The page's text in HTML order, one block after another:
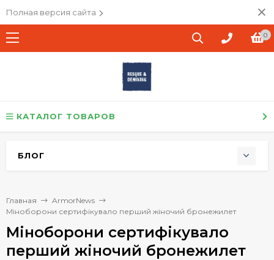
Полная версия сайта
0
КАТАЛОГ ТОВАРОВ
Главная
ArmorNews
​Міноборони сертифікувало перший жіночий бронежилет
​Міноборони сертифікувало
перший жіночий бронежилет
БЛОГ